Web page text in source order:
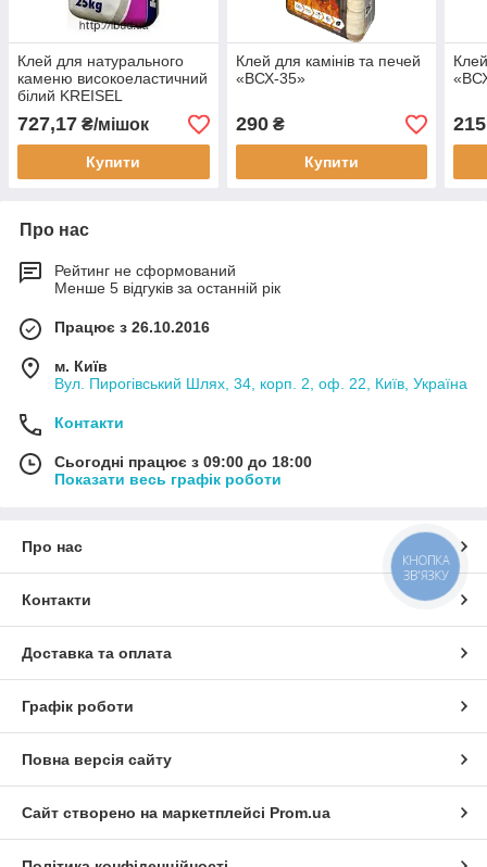
Клей для натурального
каменю високоеластичний
білий KREISEL
NATURSTEIN KLEBER 108
727,17 ₴/мішок
Купити
Клей для камінів та печей
«ВСХ-35»
290₴
Купити
215
Про нас
Рейтинг не сформований
Менше 5 відгуків за останній рік
Працює з 26.10.2016
м. Київ
Вул. Пирогівський Шлях, 34, корп. 2, оф. 22, Київ, Україна
Контакти
Сьогодні працює з 09:00 до 18:00
Показати весь графік роботи
Про нас
Контакти
Доставка та оплата
Графік роботи
Повна версія сайту
Сайт створено на маркетплейсі Prom.ua
КНОПКА
ЗВ'ЯЗКУ